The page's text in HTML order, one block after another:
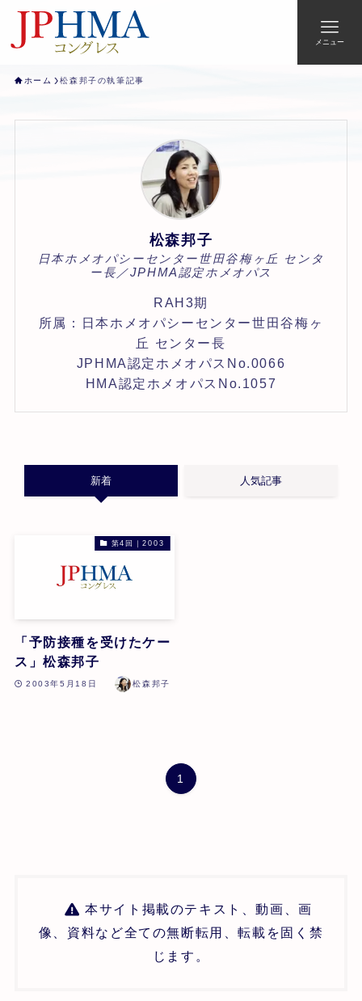
メニュー
ホーム 松森邦子の執筆記事
松森邦子
日本ホメオパシーセンター世田谷梅ヶ丘 センタ
ー長／JPHMA認定ホメオパス
RAH3期
所属：日本ホメオパシーセンター世田谷梅ヶ
丘 センター長
JPHMA認定ホメオパスNo.0066
HMA認定ホメオパスNo.1057
新着 人気記事
第4回｜2003
「予防接種を受けたケー
ス」松森邦子
2003年5月18日 松森邦子
1
本サイト掲載のテキスト、動画、画
像、資料など全ての無断転用、転載を固く禁
じます。